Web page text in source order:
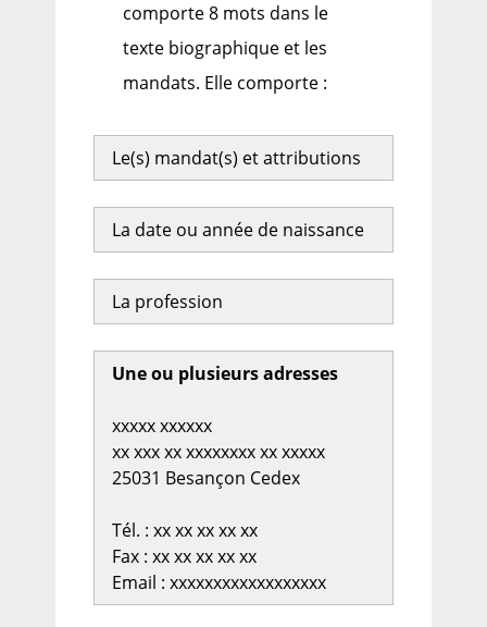
comporte 8 mots dans le
texte biographique et les
mandats. Elle comporte :
Le(s) mandat(s) et attributions
La date ou année de naissance
La profession
Une ou plusieurs adresses
xxxxx xxxxxx
xx xxx xx xxxxxxxx xx xxxxx
25031 Besançon Cedex
Tél. : xx xx xx xx xx
Fax : xx xx xx xx xx
Email : xxxxxxxxxxxxxxxxxx